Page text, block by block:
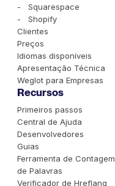
- Squarespace
- Shopify
Clientes
Preços
Idiomas disponíveis
Apresentação Técnica
Weglot para Empresas
Recursos
Primeiros passos
Central de Ajuda
Desenvolvedores
Guias
Ferramenta de Contagem
de Palavras
Verificador de Hreflang